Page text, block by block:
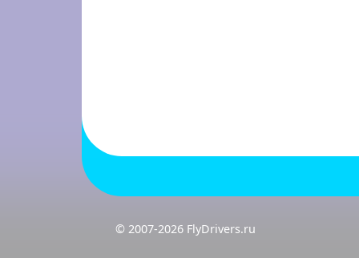
© 2007-2026 FlyDrivers.ru